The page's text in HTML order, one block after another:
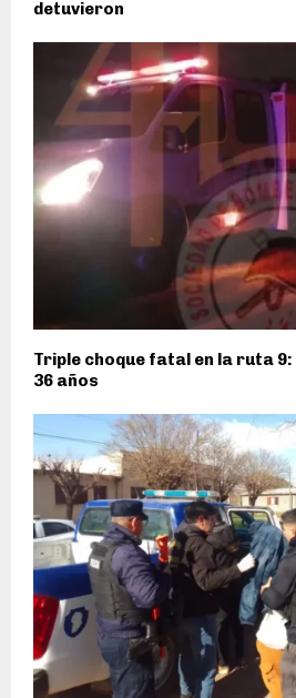
detuvieron
Triple choque fatal en la ruta 9:
36 años